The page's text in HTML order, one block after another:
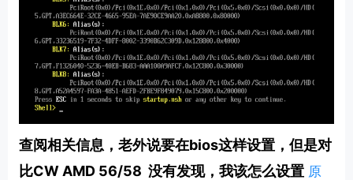
查阅相关信息，老外说要在bios这样设置，但是对
比CW AMD 56/58 没有发现，我该怎么设置 原